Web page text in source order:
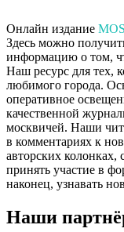
Онлайн издание MOS
Здесь можно
информацию о том,
Наш ресурс для тех,
любимого города.
оперативное
качественной
москвичей. Наши
в комментариях к
авторских
принять участие в
наконец, узнавать
Наши